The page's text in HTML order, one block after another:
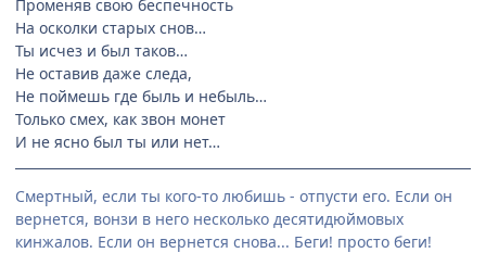
Променяв свою беспечность
На осколки старых снов…
Ты исчез и был таков…
Не оставив даже следа,
Не поймешь где быль и небыль…
Только смех, как звон монет
И не ясно был ты или нет…
Смертный, если ты кого-то любишь - отпусти его. Если он
вернется, вонзи в него несколько десятидюймовых
кинжалов. Если он вернется снова... Беги! просто беги!